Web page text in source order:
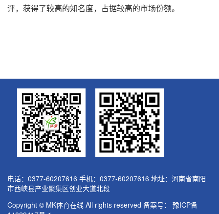
评，获得了较高的知名度，占据较高的市场份额。
电话：0377-60207616 手机：0377-60207616 地址：河南省南阳
市西峡县产业聚集区创业大道北段
Copyright © MK体育在线 All rights reserved 备案号：
豫ICP备